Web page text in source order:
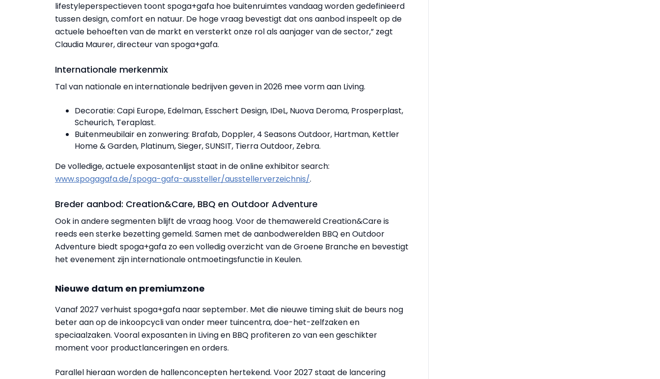
lifestyleperspectieven toont spoga+gafa hoe buitenruimtes vandaag worden gedefinieerd
tussen design, comfort en natuur. De hoge vraag bevestigt dat ons aanbod inspeelt op de
actuele behoeften van de markt en versterkt onze rol als aanjager van de sector,” zegt
Claudia Maurer, directeur van spoga+gafa.
Internationale merkenmix
Tal van nationale en internationale bedrijven geven in 2026 mee vorm aan Living.
Decoratie: Capi Europe, Edelman, Esschert Design, IDeL, Nuova Deroma, Prosperplast,
Scheurich, Teraplast.
Buitenmeubilair en zonwering: Brafab, Doppler, 4 Seasons Outdoor, Hartman, Kettler
Home & Garden, Platinum, Sieger, SUNSIT, Tierra Outdoor, Zebra.
De volledige, actuele exposantenlijst staat in de online exhibitor search:
www.spogagafa.de/spoga-gafa-aussteller/ausstellerverzeichnis/.
Breder aanbod: Creation&Care, BBQ en Outdoor Adventure
Ook in andere segmenten blijft de vraag hoog. Voor de themawereld Creation&Care is
reeds een sterke bezetting gemeld. Samen met de aanbodwerelden BBQ en Outdoor
Adventure biedt spoga+gafa zo een volledig overzicht van de Groene Branche en bevestigt
het evenement zijn internationale ontmoetingsfunctie in Keulen.
Nieuwe datum en premiumzone
Vanaf 2027 verhuist spoga+gafa naar september. Met die nieuwe timing sluit de beurs nog
beter aan op de inkoopcycli van onder meer tuincentra, doe-het-zelfzaken en
speciaalzaken. Vooral exposanten in Living en BBQ profiteren zo van een geschikter
moment voor productlanceringen en orders.
Parallel hieraan worden de hallenconcepten hertekend. Voor 2027 staat de lancering